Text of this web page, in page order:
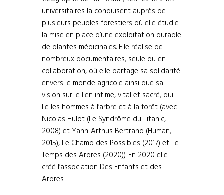
universitaires la conduisent auprès de
plusieurs peuples forestiers où elle étudie
la mise en place d’une exploitation durable
de plantes médicinales. Elle réalise de
nombreux documentaires, seule ou en
collaboration, où elle partage sa solidarité
envers le monde agricole ainsi que sa
vision sur le lien intime, vital et sacré, qui
lie les hommes à l’arbre et à la forêt (avec
Nicolas Hulot (Le Syndrôme du Titanic,
2008) et Yann-Arthus Bertrand (Human,
2015), Le Champ des Possibles (2017) et Le
Temps des Arbres (2020)). En 2020 elle
créé l’association Des Enfants et des
Arbres.